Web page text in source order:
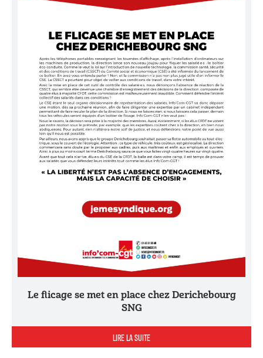
Le flicage se met en place chez Derichebourg
SNG
LIRE LA SUITE